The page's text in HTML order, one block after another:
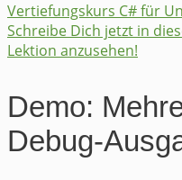
Vertiefungskurs C# für
Schreibe Dich jetzt in
Lektion anzusehen!
Demo:
Debug-